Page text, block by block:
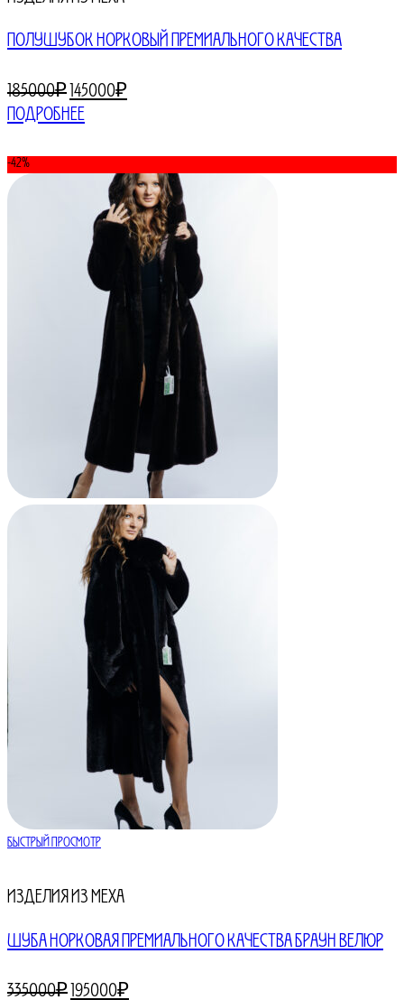
ПОЛУШУБОК НОРКОВЫЙ ПРЕМИАЛЬНОГО КАЧЕСТВА
185000₽Первоначальная
цена
185000₽.
145000₽Текущая
Подробнее
-42%
Быстрый просмотр
Изделия из меха
ШУБА НОРКОВАЯ ПРЕМИАЛЬНОГО КАЧЕСТВА БРАУН ВЕЛЮР
335000₽Первоначальная
195000₽Текущая